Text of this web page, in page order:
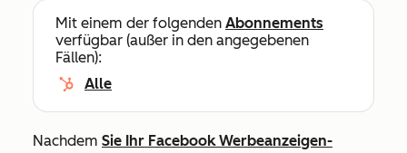
Mit einem der folgenden Abonnements
verfügbar (außer in den angegebenen
Fällen):
Alle
Nachdem Sie Ihr Facebook Werbeanzeigen-